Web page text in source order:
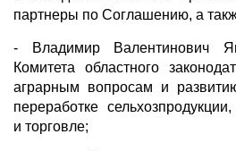
партнеры по Соглашению, а
- Владимир Валентинович
Комитета областного
аграрным вопросам и
переработке
и торговле;